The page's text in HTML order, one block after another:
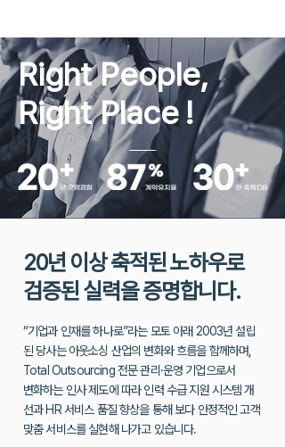
Right People,
Right Place !
20년 이상 축적된 노하우로
검증된 실력을 증명합니다.
“기업과 인재를 하나로”라는 모토 아래 2003년 설립
된 당사는 아웃소싱 산업의 변화와 흐름을 함께하며,
Total Outsourcing 전문 관리·운영 기업으로서
변화하는 인사 제도에 따라 인력 수급 지원 시스템 개
선과 HR 서비스 품질 향상을 통해 보다 안정적인 고객
맞춤 서비스를 실현해 나가고 있습니다.